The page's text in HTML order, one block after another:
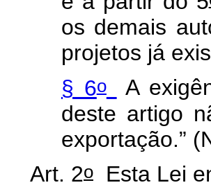
os demais
projetos já
§ 6o
A
deste artigo
exportação.”
Art. 2o Esta Lei